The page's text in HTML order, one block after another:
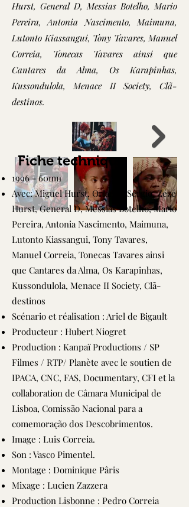
Hurst, General D, Messias Botelho, Mario
Pereira, Antonia Nascimento, Maimuna,
Lutonto Kiassangui, Tony Tavares, Manuel
Correia, Tonecas Tavares ainsi que
Cantares da Alma, Os Karapinhas,
Kussondulola, Menace II Society, Clã-
destinos.
Fiche technique
1996 - 60mn
Avec: Miguel Hurst, Orlando Sérgio, Zézé
Hurst, General D, Messias Botelho, Mario
Pereira, Antonia Nascimento, Maimuna,
Lutonto Kiassangui, Tony Tavares,
Manuel Correia, Tonecas Tavares ainsi
que Cantares da Alma, Os Karapinhas,
Kussondulola, Menace II Society, Clã-
destinos
Scénario et réalisation : Ariel de Bigault
Producteur : Hubert Niogret
Production : Kanpaï Productions / SP
Filmes / RTP/ Planète avec le soutien de
IPACA, CNC, FAS, Documentary, CFI et la
collaboration de Câmara Municipal de
Lisboa, Comissão Nacional para a
comemoração dos Descobrimentos.
Image : Luis Correia.
Son : Vasco Pimentel.
Montage : Dominique Pâris
Mixage : Lucien Zazzera
Production Lisbonne : Pedro Correia